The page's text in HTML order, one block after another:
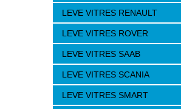
LEVE VITRES RENAULT
LEVE VITRES ROVER
LEVE VITRES SAAB
LEVE VITRES SCANIA
LEVE VITRES SMART